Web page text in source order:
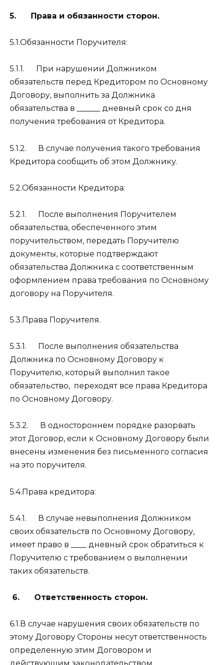
5. Права и обязанности сторон.
5.1.Обязанности Поручителя:
5.1.1. При нарушении Должником
обязательств перед Кредитором по Основному
Договору, выполнить за Должника
обязательства в ______ дневный срок со дня
получения требования от Кредитора.
5.1.2. В случае получения такого требования
Кредитора сообщить об этом Должнику.
5.2.Обязанности Кредитора:
5.2.1. После выполнения Поручителем
обязательства, обеспеченного этим
поручительством, передать Поручителю
документы, которые подтверждают
обязательства Должника с соответственным
оформлением права требования по Основному
договору на Поручителя.
5.3.Права Поручителя.
5.3.1. После выполнения обязательства
Должника по Основному Договору к
Поручителю, который выполнил такое
обязательство, переходят все права Кредитора
по Основному Договору.
5.3.2. В одностороннем порядке разорвать
этот Договор, если к Основному Договору были
внесены изменения без письменного согласия
на это поручителя.
5.4.Права кредитора:
5.4.1. В случае невыполнения Должником
своих обязательств по Основному Договору,
имеет право в ____ дневный срок обратиться к
Поручителю с требованием о выполнении
таких обязательств.
6. Ответственность сторон.
6.1.В случае нарушения своих обязательств по
этому Договору Стороны несут ответственность
определенную этим Договором и